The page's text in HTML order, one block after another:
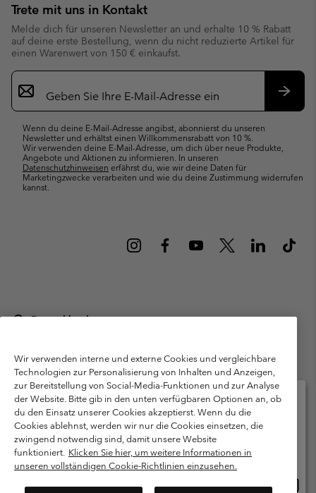
Trete mit uns in Kontakt
Melde dich für unseren Newsletter an und erhalte 10 % Rabatt
auf deine erste Bestellung, wenn du nicht reduzierte Artikel für
einen Warenwert von 150 € einkaufst.
Newsletter-
Anmeldung
Wenn du deine E-Mail-Adresse angibst, abonnierst du unseren
Newsletter und erhältst einen Willkommensrabatt von 10 %.
Wir verwenden deine E-Mail-Adresse, um dich über neue Produkte,
Angebote und Aktionen zu informieren. In unseren
Datenschutzhinweisen erfährst du, wie wir deine Daten für
Marketingzwecke verarbeiten und wie du deine Zustimmung widerrufen
kannst.
Deutschland
München Deutschland. Alle Rechte vorbehalten.
Nutzungsbedingungen
Allgemeine Verkaufsbedingungen
Garantie
Datenschutzerklärung
Bestimmungen und Bedingungen des Mitglieder Programms
Nutzungsbedingungen Für Nutzergenerierte Inhalte
Cookies
Public CBCR
Wir verwenden interne und externe Cookies und vergleichbare
Technologien zur Personalisierung von Inhalten und Anzeigen,
zur Bereitstellung von Social-Media-Funktionen und zur Analyse
der Website. Bitte gib in den unten verfügbaren Optionen an, ob
du den Einsatz unserer Cookies akzeptierst. Wenn du die
Cookies ablehnst, werden wir nur die Cookies einsetzen, die
zwingend notwendig sind, damit unsere Website
funktioniert. Klicken Sie hier, um weitere Informationen in
unseren vollständigen Cookie-Richtlinien einzusehen.
Bitte wählen Sie Ihr Lieferland und Ihre Sprache
Online-Einkauf verfügbar